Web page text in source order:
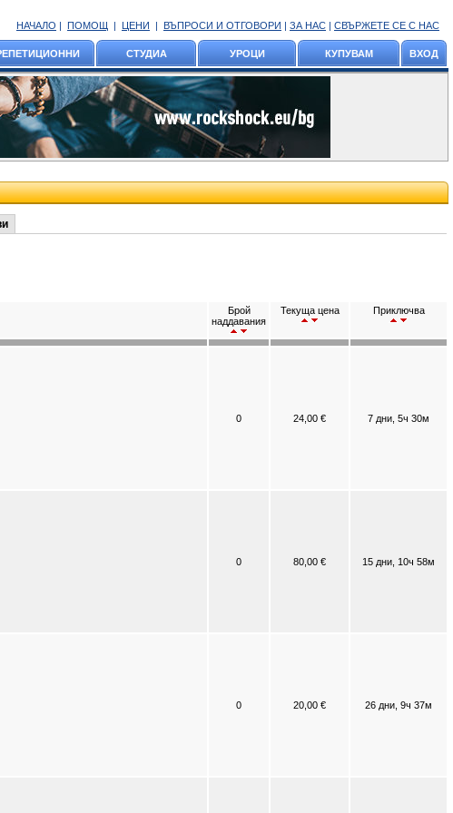
НАЧАЛО | ПОМОЩ | ЦЕНИ | ВЪПРОСИ И ОТГОВОРИ | ЗА НАС | СВЪРЖЕТЕ СЕ С НАС
СТУДИА УРОЦИ КУПУВАМ ВХОД
Брой
наддавания
Текуща цена Приключва
0 24,00 € 7 дни, 5ч 30м
0 80,00 € 15 дни, 10ч 58м
0 20,00 € 26 дни, 9ч 37м